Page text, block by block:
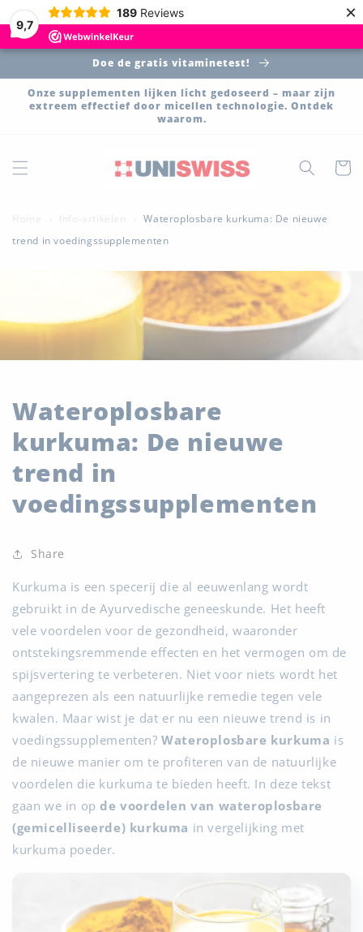
9,7
189 Reviews ×
naar de
content
Doe de gratis vitaminetest!
Onze supplementen lijken licht gedoseerd – maar zijn
extreem effectief door micellen technologie. Ontdek
waarom.
Home Info-artikelen
Wateroplosbare kurkuma: De nieuwe
trend in voedingssupplementen
Wateroplosbare
kurkuma: De nieuwe
trend in
voedingssupplementen
Share
Kurkuma is een specerij die al eeuwenlang wordt
gebruikt in de Ayurvedische geneeskunde. Het heeft
vele voordelen voor de gezondheid, waaronder
ontstekingsremmende effecten en het vermogen om de
spijsvertering te verbeteren. Niet voor niets wordt het
aangeprezen als een natuurlijke remedie tegen vele
kwalen. Maar wist je dat er nu een nieuwe trend is in
voedingssupplementen?Wateroplosbare kurkuma is
de nieuwe manier om te profiteren van de natuurlijke
voordelen die kurkuma te bieden heeft. In deze tekst
gaan we in op de voordelen van wateroplosbare
(gemicelliseerde) kurkuma in vergelijking met
kurkuma poeder.